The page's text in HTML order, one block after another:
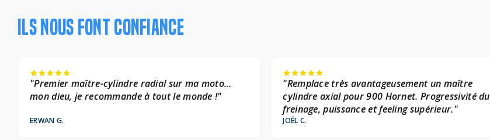
ILS NOUS FONT CONFIANCE
"Premier maître-cylindre radial sur ma moto...
mon dieu, je recommande à tout le monde !"
ERWAN G.
"Remplace très avantageusement un maître
cylindre axial pour 900 Hornet. Progressivité du
freinage, puissance et feeling supérieur."
JOËL C.